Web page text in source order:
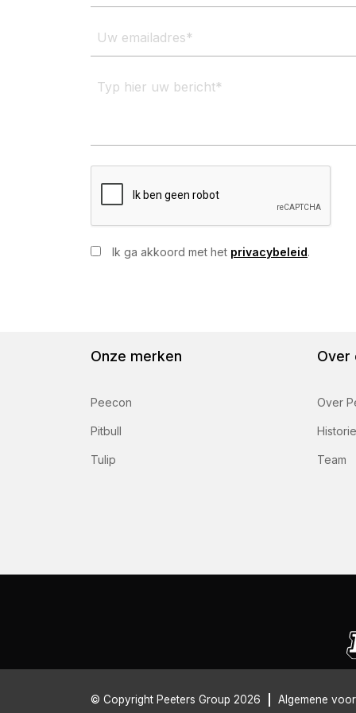
E-
mailadres
Bericht
Instemming
Ik ga akkoord met het privacybeleid.
Onze merken
Peecon
Pitbull
Tulip
Over
Over
Historie
Team
© Copyright Peeters Group 2026 Algemene